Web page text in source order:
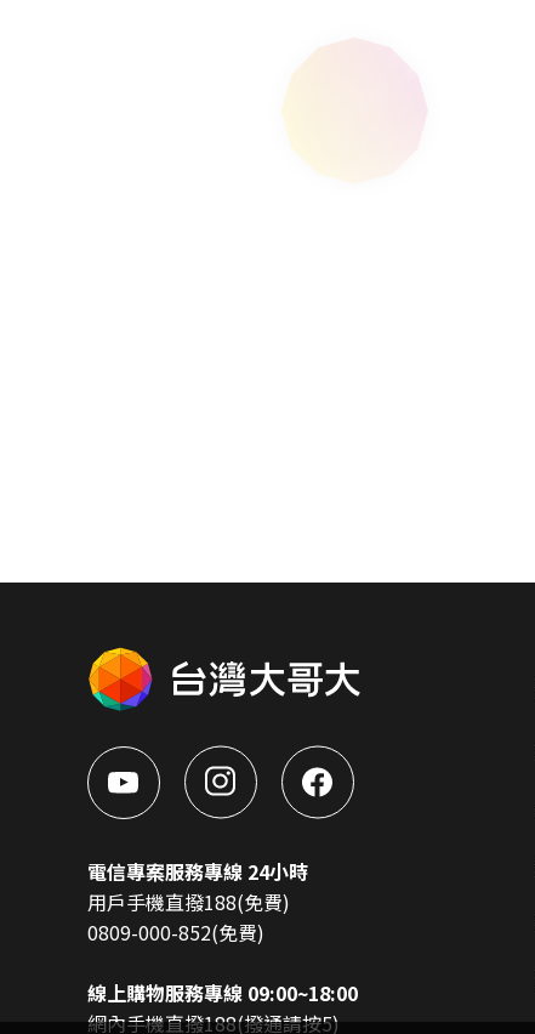
電信專案服務專線 24小時
用戶手機直撥188(免費)
0809-000-852(免費)
線上購物服務專線 09:00~18:00
網內手機直撥188(撥通請按5)